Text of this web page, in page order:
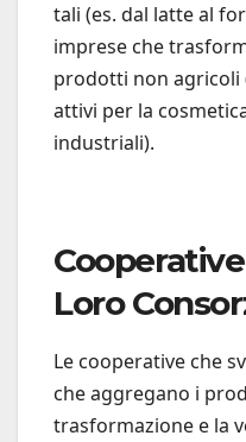
tali (es. dal latte al
imprese che
prodotti non agricoli
attivi per la
industriali).
Loro
Le cooperative che
che aggregano i
trasformazione e la